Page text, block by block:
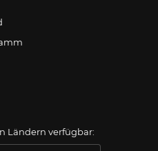
Ländern verfügbar: